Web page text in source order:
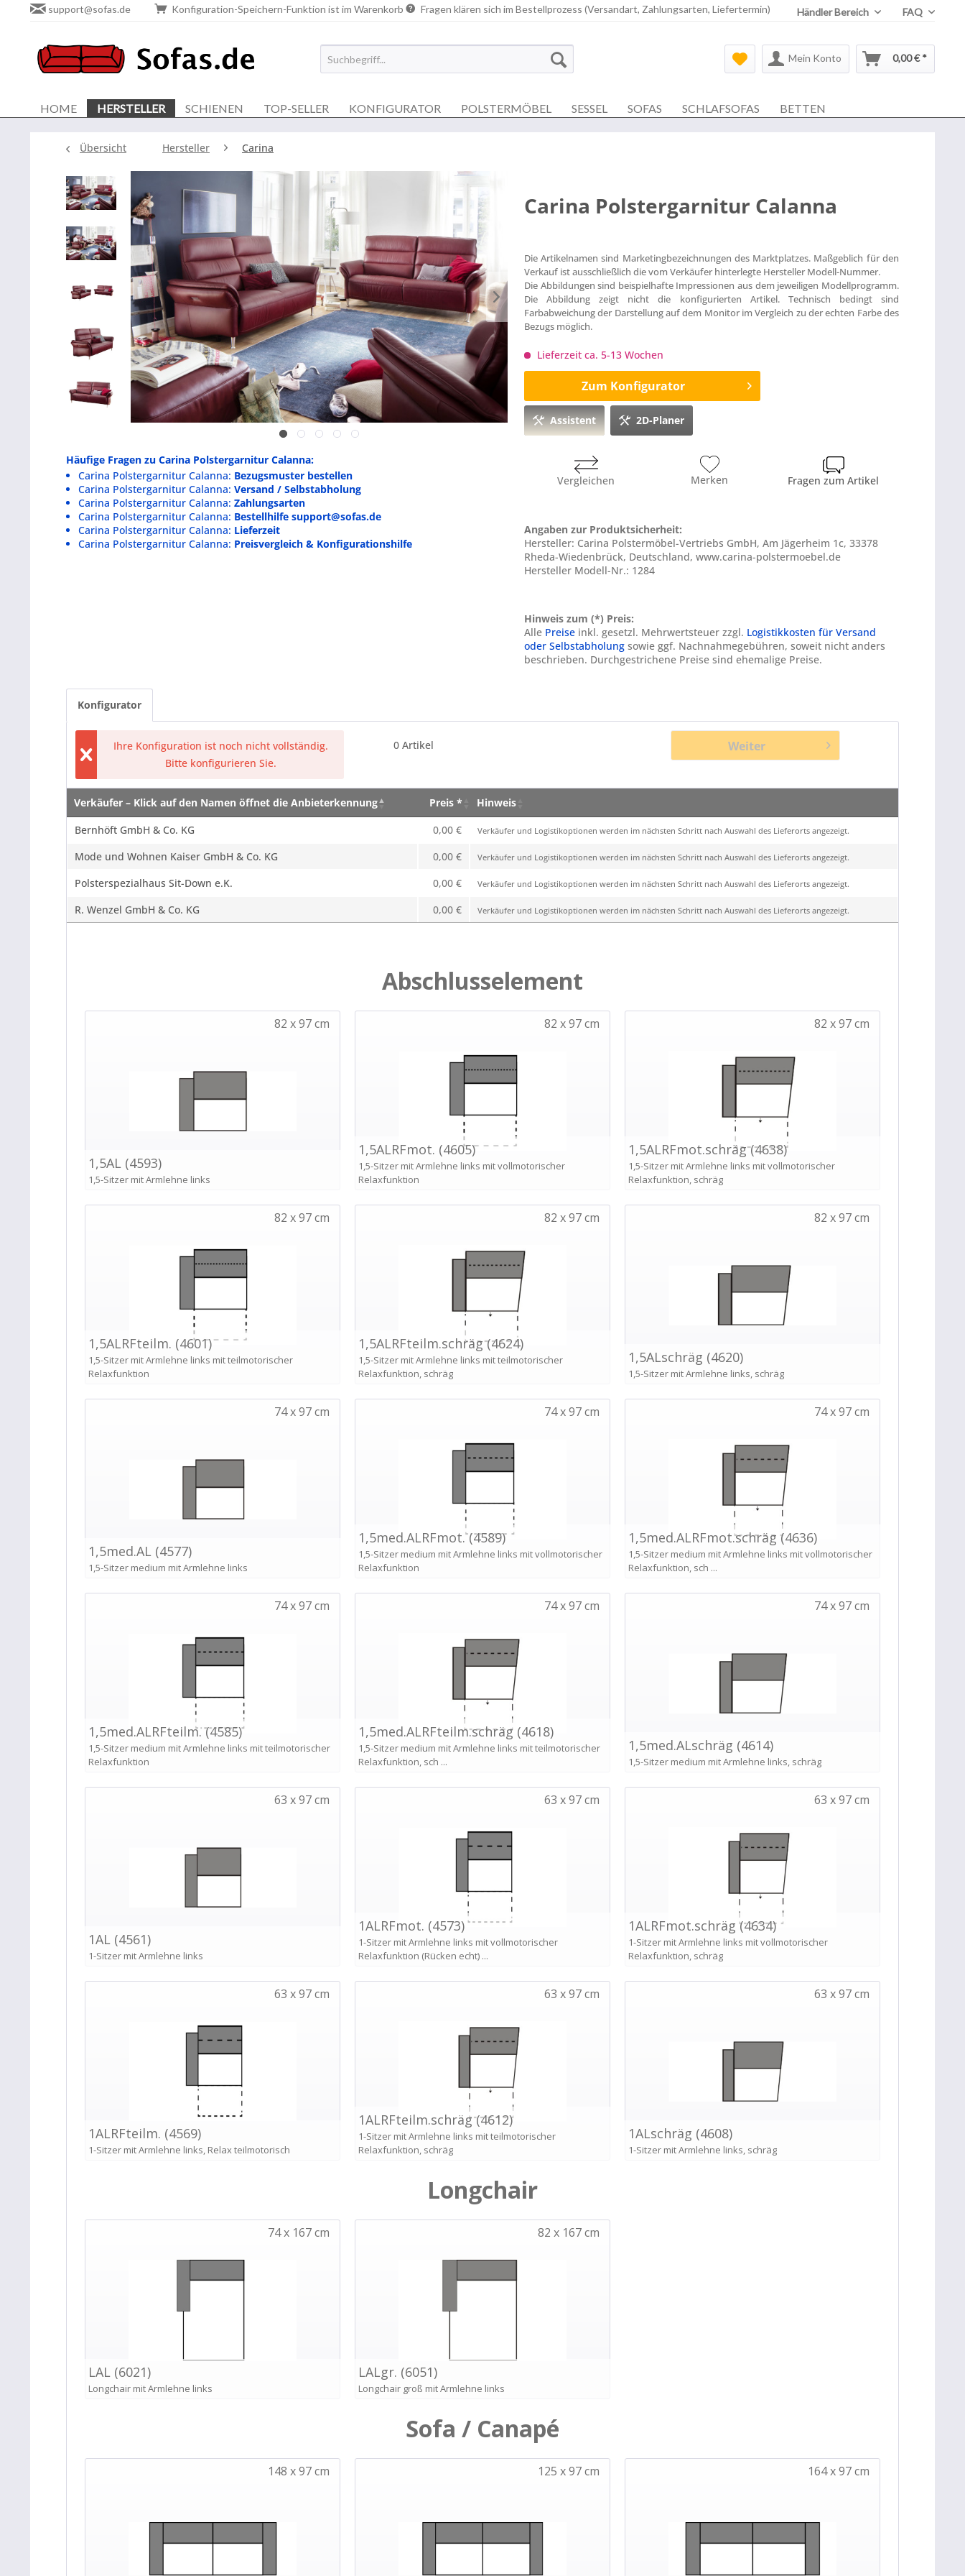
support@sofas.de Konfiguration-Speichern-Funktion ist im Warenkorb Fragen klären sich im Bestellprozess (Versandart, Zahlungsarten, Liefertermin) Händler Bereich FAQ
Mein Konto 0,00 € *
HOME HERSTELLER SCHIENEN TOP-SELLER KONFIGURATOR POLSTERMÖBEL SESSEL SOFAS SCHLAFSOFAS BETTEN
Übersicht Hersteller Carina
Häufige Fragen zu Carina Polstergarnitur Calanna:
Carina Polstergarnitur Calanna: Bezugsmuster bestellen
Carina Polstergarnitur Calanna: Versand / Selbstabholung
Carina Polstergarnitur Calanna: Zahlungsarten
Carina Polstergarnitur Calanna: Bestellhilfe support@sofas.de
Carina Polstergarnitur Calanna: Lieferzeit
Carina Polstergarnitur Calanna: Preisvergleich & Konfigurationshilfe
Carina Polstergarnitur Calanna
Die Artikelnamen sind Marketingbezeichnungen des Marktplatzes. Maßgeblich für den
Verkauf ist ausschließlich die vom Verkäufer hinterlegte Hersteller Modell-Nummer.
Die Abbildungen sind beispielhafte Impressionen aus dem jeweiligen Modellprogramm.
Die Abbildung zeigt nicht die konfigurierten Artikel. Technisch bedingt sind
Farbabweichung der Darstellung auf dem Monitor im Vergleich zu der echten Farbe des
Bezugs möglich.
Lieferzeit ca. 5-13 Wochen
Zum Konfigurator
Assistent 2D-Planer
Vergleichen Merken Fragen zum Artikel
Angaben zur Produktsicherheit:
Hersteller: Carina Polstermöbel-Vertriebs GmbH, Am Jägerheim 1c, 33378
Rheda-Wiedenbrück, Deutschland, www.carina-polstermoebel.de
Hersteller Modell-Nr.: 1284
Hinweis zum (*) Preis:
Alle Preiseinkl. gesetzl. Mehrwertsteuer zzgl. Logistikkosten für Versand
oder Selbstabholungsowie ggf. Nachnahmegebühren, soweit nicht anders
beschrieben. Durchgestrichene Preise sind ehemalige Preise.
Konfigurator
Ihre Konfiguration ist noch nicht vollständig.
Bitte konfigurieren Sie.
0 Artikel Weiter
Verkäufer – Klick auf den Namen öffnet die Anbieterkennung Preis *
Hinweis
Verkäufer – Klick auf den Namen öffnet die Anbieterkennung
Preis *
Bernhöft GmbH & Co. KG 0,00 € Verkäufer und Logistikoptionen werden im nächsten Schritt nach Auswahl des Lieferorts angezeigt.
Mode und Wohnen Kaiser GmbH & Co. KG 0,00 € Verkäufer und Logistikoptionen werden im nächsten Schritt nach Auswahl des Lieferorts angezeigt.
Polsterspezialhaus Sit-Down e.K. 0,00 € Verkäufer und Logistikoptionen werden im nächsten Schritt nach Auswahl des Lieferorts angezeigt.
R. Wenzel GmbH & Co. KG 0,00 € Verkäufer und Logistikoptionen werden im nächsten Schritt nach Auswahl des Lieferorts angezeigt.